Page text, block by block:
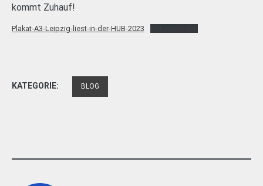
kommt Zuhauf!
Plakat-A3-Leipzig-liest-in-der-HUB-2023
KATEGORIE: BLOG